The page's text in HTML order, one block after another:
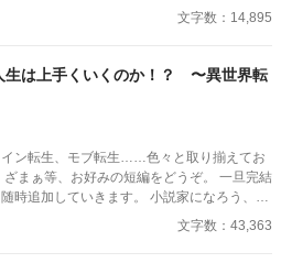
なくの一気書き。御笑
文字数：14,895
生は上手くいくのか！？ 〜異世界転
ン転生、モブ転生……色々と取り揃えてお
ぁ等、お好みの短編をどうぞ。 一旦完結
ていきます。 小説家になろう、カ
ます。
文字数：43,363